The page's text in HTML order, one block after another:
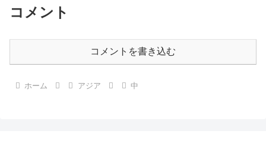
コメント
コメントを書き込む
ホーム アジア 中